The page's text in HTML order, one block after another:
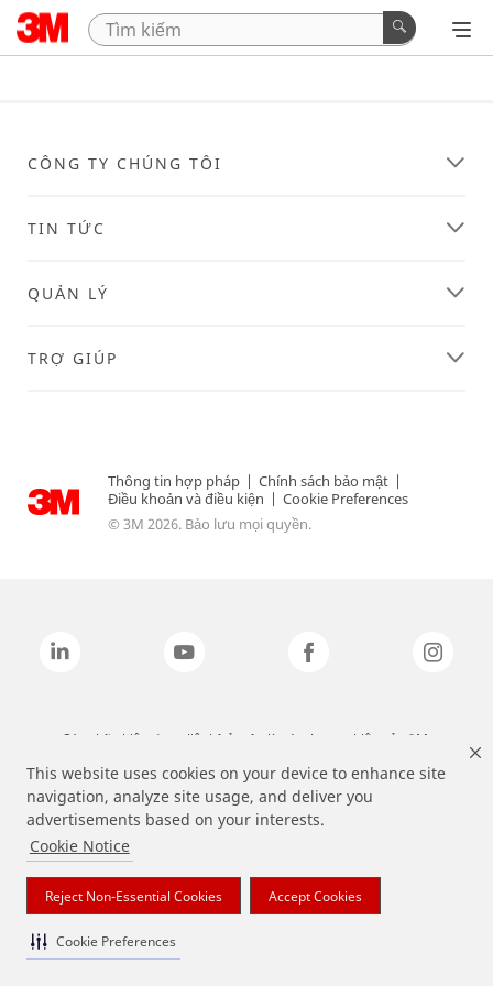
This website uses cookies on your device to enhance site
navigation, analyze site usage, and deliver you
advertisements based on your interests.
Cookie Notice
Reject Non-Essential Cookies Accept Cookies
Cookie Preferences
CÔNG TY CHÚNG TÔI
TIN TỨC
QUẢN LÝ
TRỢ GIÚP
Thông tin hợp pháp | Chính sách bảo mật |
Điều khoản và điều kiện | Cookie Preferences
© 3M 2026. Bảo lưu mọi quyền.
Các nhãn hiệu được liệt kê ở trên là các thương hiệu của 3M.